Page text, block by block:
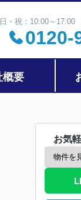
・祝：10:00～17:00
0120-
概要
お気